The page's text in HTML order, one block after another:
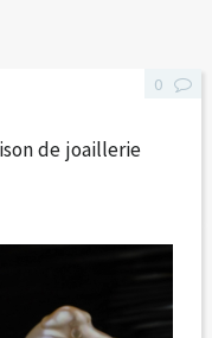
de joaillerie
0